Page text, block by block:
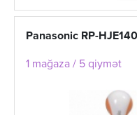
Panasonic RP-
1 mağaza / 5 qiymət